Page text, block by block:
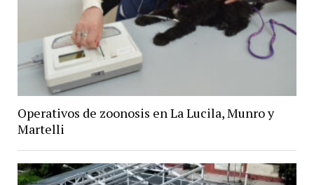
Operativos de zoonosis en La Lucila, Munro y
Martelli